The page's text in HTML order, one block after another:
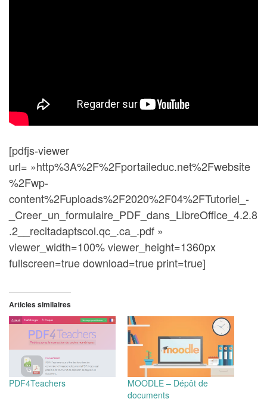
[pdfjs-viewer
url= »http%3A%2F%2Fportaileduc.net%2Fwebsite
%2Fwp-
content%2Fuploads%2F2020%2F04%2FTutoriel_-
_Creer_un_formulaire_PDF_dans_LibreOffice_4.2.8
.2__recitadaptscol.qc_.ca_.pdf »
viewer_width=100% viewer_height=1360px
fullscreen=true download=true print=true]
Articles similaires
PDF4Teachers
MOODLE – Dépôt de
documents